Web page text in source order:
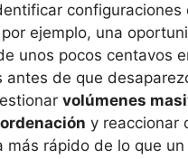
configuraciones
ejemplo, una
unos pocos centavos
antes de que
volúmenes
y reaccionar
más rápido de lo que un